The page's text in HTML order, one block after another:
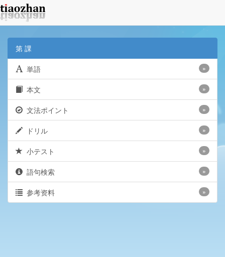
第 課
単語 »
本文 »
文法ポイント »
ドリル »
小テスト »
語句検索 »
参考资料 »